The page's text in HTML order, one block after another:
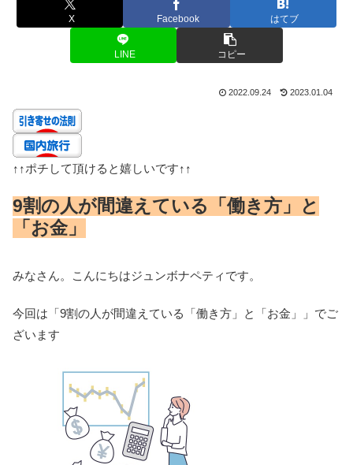
X Facebook はてブ
LINE コピー
2022.09.24 2023.01.04
↑↑ポチして頂けると嬉しいです↑↑
9割の人が間違えている「働き方」と
「お金」
みなさん。こんにちはジュンボナペティです。
今回は「9割の人が間違えている「働き方」と「お金」」でご
ざいます